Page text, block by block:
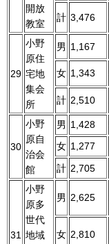
開放
教室
計 3,476
29
小野
原住
宅地
集会
所
男 1,167
女 1,343
計 2,510
30
小野
原自
治会
館
男 1,428
女 1,277
計 2,705
31
小野
原多
世代
地域
男 2,625
女 2,810